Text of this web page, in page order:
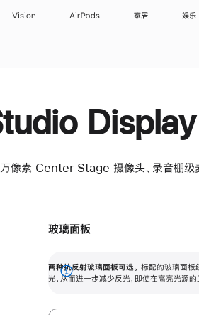
Vision AirPods 家居 娱乐
Display
素 Center Stage 摄像头、录音棚级
光源的场所使用，也能保持出色画质。
玻璃面板
两种抗反射玻璃面板可选。 标配的玻璃面板
光，从而进一步减少反光，即使在高亮光源
展